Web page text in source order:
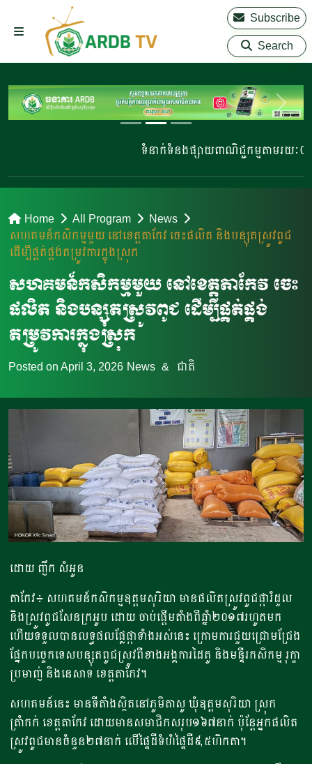
Subscribe
Search
ទំនាក់ទំនងផ្សាយពាណិជ្ជកម្មតាមរយៈ 023
Home All Program
News
សហគមន៍កសិកម្មមួយ នៅខេត្តតាកែវ ចេះផលិត និងបន្សុតស្រូវពូជ
ដើម្បីផ្គត់ផ្គង់តម្រូវការក្នុងស្រុក
សហគមន៍កសិកម្មមួយ នៅខេត្តតាកែវ ចេះ
ផលិត និងបន្សុតស្រូវពូជ ដើម្បីផ្គត់ផ្គង់
តម្រូវការក្នុងស្រុក
Posted on April 3, 2026 News & ជាតិ
ដោយ ញឹក សំអូន
តាកែវ៖ សហគមន៍កសិកម្មឧត្ដមសុរិយា មានផលិតស្រូវពូជផ្ការំដួល
និងស្រូវពូជសែនក្រអូប ដោយ ចាប់ផ្ដើមតាំងពីឆ្នាំ២០១៧រហូតមក
ហើយទទួលបានលទ្ធផលផ្លែផ្កាទាំងអស់នេះ ក្រោមការជួយជ្រោមជ្រែង
ផ្នែកបច្ចេកទេសបន្សុតពូជស្រូវពីខាងអង្គការដៃគូ និងមន្ទីរកសិកម្ម រុក្ខា
ប្រមាញ់ និងនេសាទ ខេត្តតាកែវ។
សហគមន៍នេះ មានទីតាំងស្ថិតនៅភូមិតាសូ ឃុំឧត្ដមសុរិយា ស្រុក
ត្រាំកក់ ខេត្តតាកែវ ដោយមានសមាជិកសរុប១៦៧នាក់ ប៉ុន្តែអ្នកផលិត
ស្រូវពូជមានចំនួន២៧នាក់ លើផ្ទៃដីទំហំផ្ទៃដី៩,៥ហិកតា។